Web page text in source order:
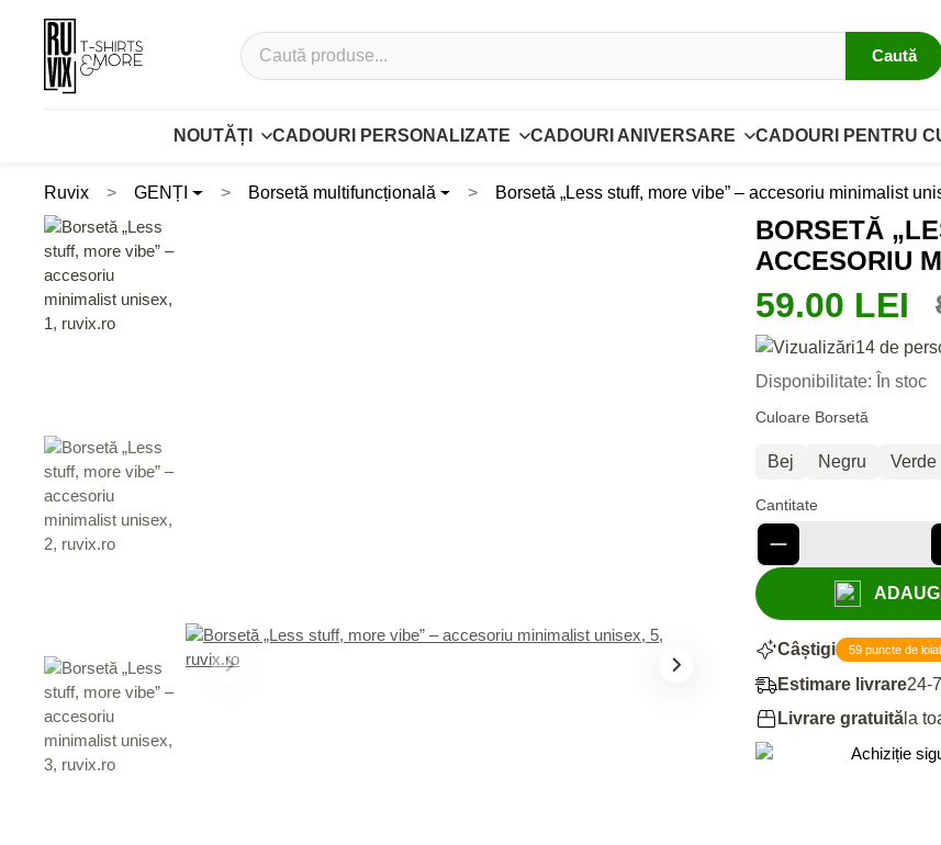
Caută
NOUTĂȚI CADOURI PERSONALIZATE CADOURI ANIVERSARE CADOURI PENTRU
Ruvix GENȚI Borsetă multifuncțională Borsetă „Less stuff, more vibe” – accesoriu minimalist
BORSETĂ
ACCESORIU
59.00 LEI
14 de
Disponibilitate: În stoc
Culoare Borsetă
Bej Negru Verde
Cantitate
Câștigi 59 puncte de
Estimare livrare24-
Livrare gratuită la